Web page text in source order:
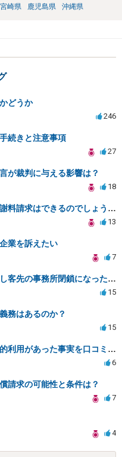
宮崎県 鹿児島県 沖縄県
どうか
246
続きと注意事項
27
が裁判に与える影響は？
18
労災事故による身体障害で慰謝料請求はできるのでしょうか？
13
業を訴えたい
7
業務委託の自分がコロナ感染し客先の事務所閉鎖になったら損害賠償請求されますか？
15
務はあるのか？
15
引越し業者から個人情報の私的利用があった事実を口コミに投稿するのは名誉毀損に該当しますか？
6
請求の可能性と条件は？
7
4